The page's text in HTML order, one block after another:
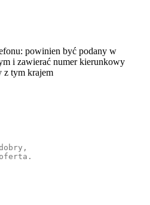
powinien być podany w
i zawierać numer kierunkowy
z tym krajem